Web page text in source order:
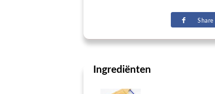
Share
Ingrediënten